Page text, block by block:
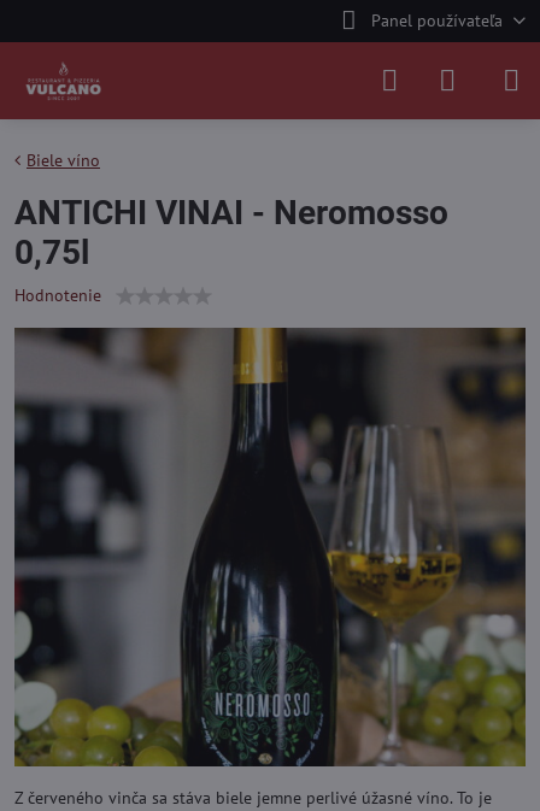
Panel používateľa
Biele víno
ANTICHI VINAI - Neromosso
0,75l
Hodnotenie
Z červeného vinča sa stáva biele jemne perlivé úžasné víno. To je